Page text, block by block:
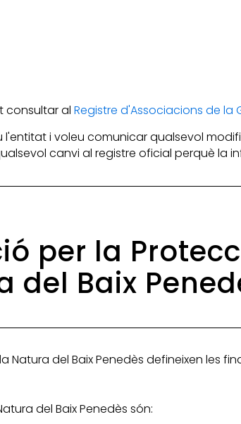
consultar al Registre d'Associacions de
i voleu comunicar qualsevol
canvi al registre oficial perquè la
per la
del Baix
Natura del Baix Penedès defineixen les
del Baix Penedès són: